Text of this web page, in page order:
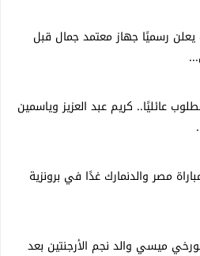
يعلن رسميًا جهاز معتمد جمال قبل
عائليًا.. كريم عبد العزيز وياسمين
مصر والدنمارك غدًا في برونزية
ميسي والد نجم الأرجنتين بعد